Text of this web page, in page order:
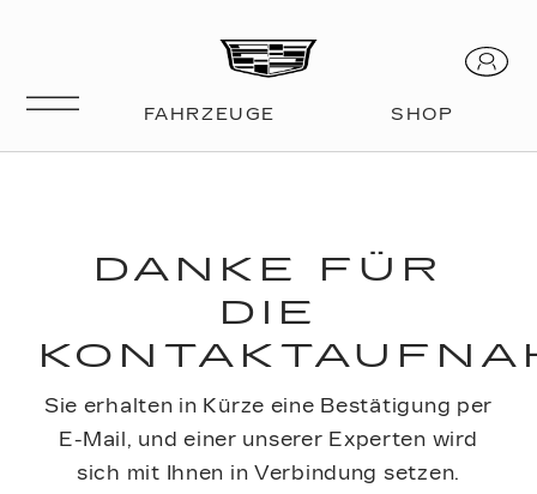
DANKE FÜR
DIE
Sie erhalten in Kürze eine Bestätigung per
E-Mail, und einer unserer Experten wird
sich mit Ihnen in Verbindung setzen.